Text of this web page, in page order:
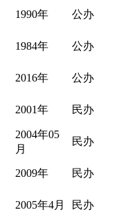
1990年 公办
1984年 公办
2016年 公办
2001年 民办
2004年05
月
民办
2009年 民办
2005年4月 民办